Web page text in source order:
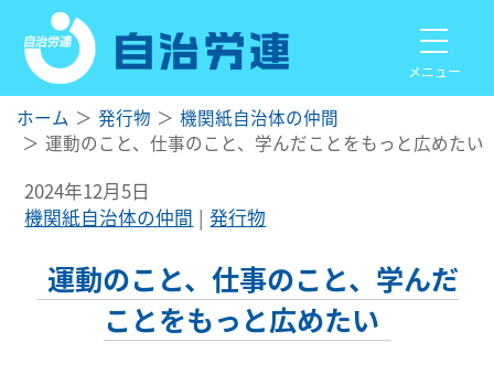
メニュー
ホーム 発行物
機関紙自治体の仲間
運動のこと、仕事のこと、学んだことをもっと広めたい
2024年12月5日
機関紙自治体の仲間
発行物
運動のこと、仕事のこと、学んだ
ことをもっと広めたい